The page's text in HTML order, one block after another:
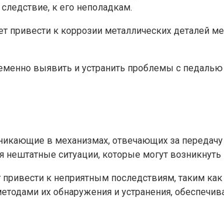
к его неполадкам.
привести к коррозии металлических деталей
выявить и устранить проблемы с
в механизмах, отвечающих за
ситуации, которые могут возникнуть
к неприятным последствиям, таким
их обнаружения и устранения,